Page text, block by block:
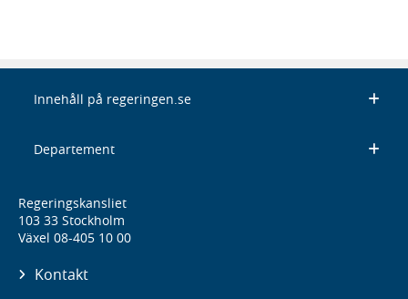
Innehåll på regeringen.se
Departement
Regeringskansliet
103 33 Stockholm
Växel 08-405 10 00
Kontakt